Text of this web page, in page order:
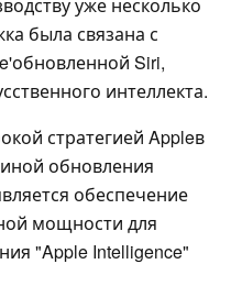
была связана с
Siri,
интеллекта.
стратегией Appleв
обновления
обеспечение
мощности для
"Apple Intelligence"